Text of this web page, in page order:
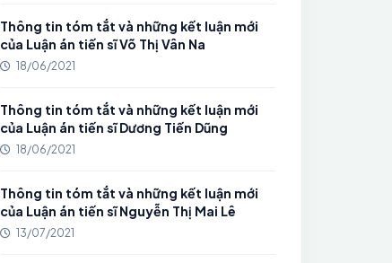
Thông tin tóm tắt và những kết luận mới
của Luận án tiến sĩ Võ Thị Vân Na
18/06/2021
Thông tin tóm tắt và những kết luận mới
của Luận án tiến sĩ Dương Tiến Dũng
18/06/2021
Thông tin tóm tắt và những kết luận mới
của Luận án tiến sĩ Nguyễn Thị Mai Lê
13/07/2021